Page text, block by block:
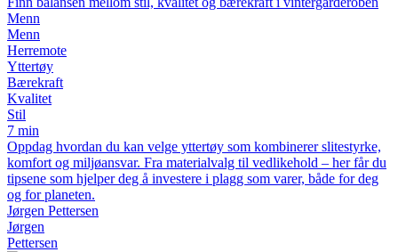
Menn
Menn
Herremote
Yttertøy
Bærekraft
Kvalitet
Stil
7 min
Oppdag hvordan du kan velge yttertøy som kombinerer slitestyrke,
komfort og miljøansvar. Fra materialvalg til vedlikehold – her får du
tipsene som hjelper deg å investere i plagg som varer, både for deg
og for planeten.
Jørgen Pettersen
Jørgen
Pettersen